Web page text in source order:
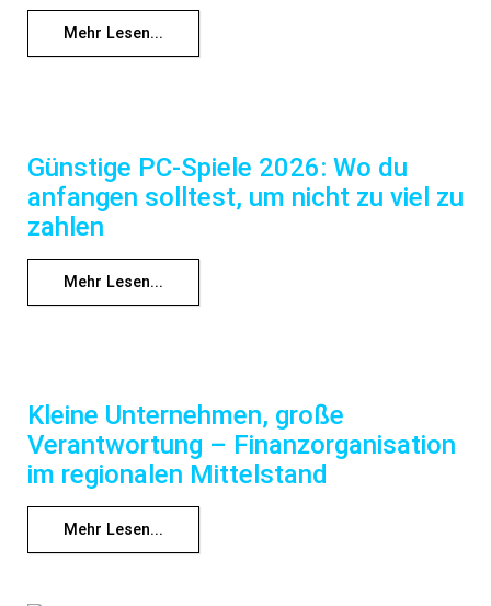
Mehr Lesen...
Günstige PC-Spiele 2026: Wo du
anfangen solltest, um nicht zu viel zu
zahlen
Mehr Lesen...
Kleine Unternehmen, große
Verantwortung – Finanzorganisation
im regionalen Mittelstand
Mehr Lesen...